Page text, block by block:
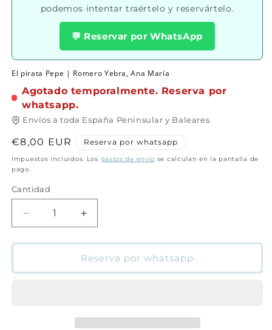
podemos intentar traértelo y reservártelo.
💬 Reservar por WhatsApp
El pirata Pepe | Romero Yebra, Ana María
Agotado temporalmente. Reserva por
whatsapp.
Envíos a toda España Peninsular y Baleares
Precio
habitual
€8,00 EUR Reserva por whatsapp
Impuestos incluidos. Los gastos de envío se calculan en la pantalla de
pago.
Cantidad
Cantidad
Reducir
cantidad
para
pirata
Aumentar
cantidad
para
El
pirata
Yebra,
Reserva por whatsapp